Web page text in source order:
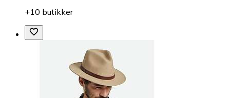
+10 butikker